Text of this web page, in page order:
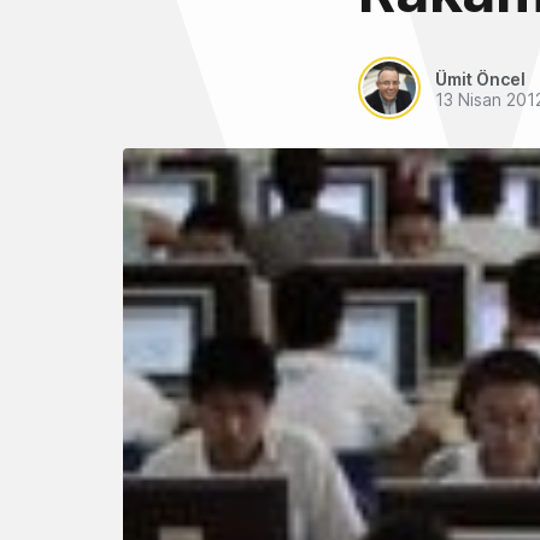
Ümit Öncel
13 Nisan